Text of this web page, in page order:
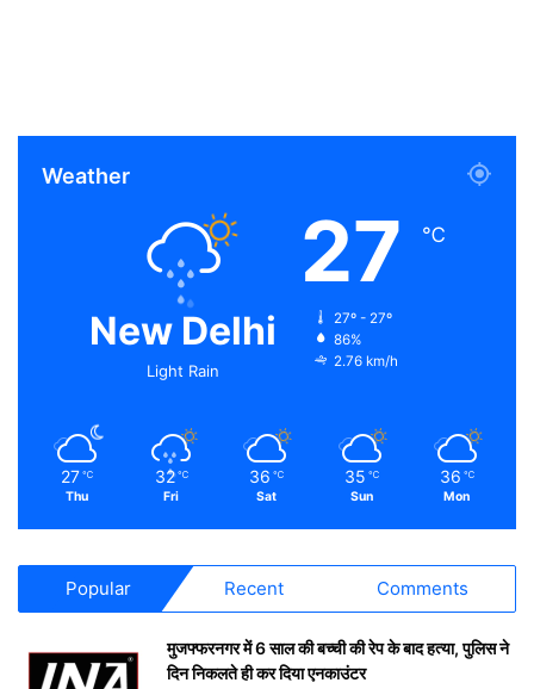
Weather
New Delhi
Light Rain
27 ℃
27º - 27º
86%
2.76 km/h
27 ℃
Thu
32 ℃
Fri
36 ℃
Sat
35 ℃
Sun
36 ℃
Mon
Popular Recent Comments
मुजफ्फरनगर में 6 साल की बच्ची की रेप के बाद हत्या, पुलिस ने
दिन निकलते ही कर दिया एनकाउंटर